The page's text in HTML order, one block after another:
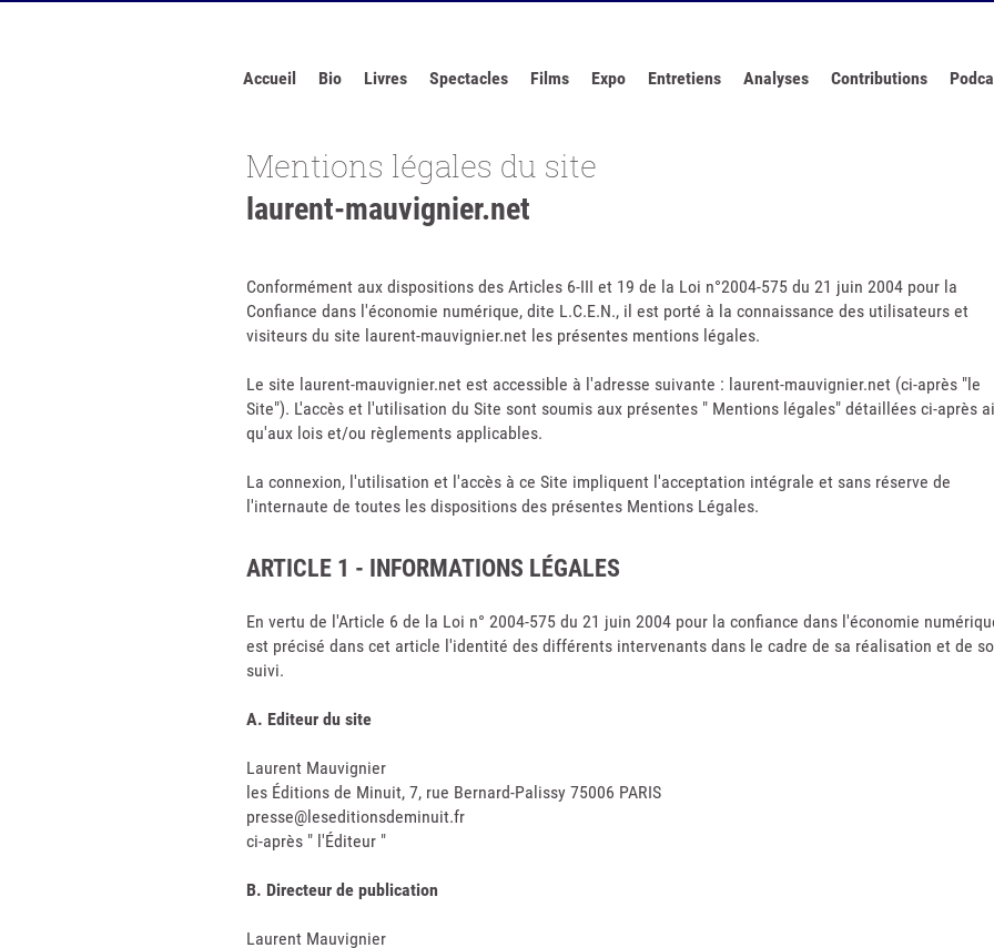
Accueil Bio Livres Spectacles Films Expo Entretiens Analyses Contributions
Mentions légales du site
laurent-mauvignier.net
Conformément aux dispositions des Articles 6-III et 19 de la Loi n°2004-575 du 21 juin 2004 pour la
Confiance dans l'économie numérique, dite L.C.E.N., il est porté à la connaissance des utilisateurs et
visiteurs du site laurent-mauvignier.net les présentes mentions légales.
Le site laurent-mauvignier.net est accessible à l'adresse suivante : laurent-mauvignier.net (ci-après "le
Site"). L'accès et l'utilisation du Site sont soumis aux présentes " Mentions légales" détaillées ci-après
qu'aux lois et/ou règlements applicables.
La connexion, l'utilisation et l'accès à ce Site impliquent l'acceptation intégrale et sans réserve de
l'internaute de toutes les dispositions des présentes Mentions Légales.
ARTICLE 1 - INFORMATIONS LÉGALES
En vertu de l'Article 6 de la Loi n° 2004-575 du 21 juin 2004 pour la confiance dans l'économie
est précisé dans cet article l'identité des différents intervenants dans le cadre de sa réalisation et de
suivi.
A. Editeur du site
Laurent Mauvignier
les Éditions de Minuit, 7, rue Bernard-Palissy 75006 PARIS
presse@leseditionsdeminuit.fr
ci-après " l'Éditeur "
B. Directeur de publication
Laurent Mauvignier